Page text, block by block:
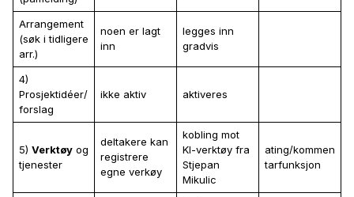
Arrangement
(søk i tidligere
arr.)
noen er lagt
inn
legges inn
gradvis
4)
Prosjektidéer/
forslag
ikke aktiv aktiveres
5) Verktøyog
tjenester
deltakere kan
registrere
egne verkøy
kobling mot
KI-verktøy fra
Stjepan
Mikulic
ating/kommen
tarfunksjon